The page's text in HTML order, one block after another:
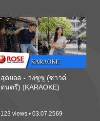
สุดยอด - วงซูซู (ซาวด์
ดนตรี) (KARAOKE)
123 views • 03.07.2569